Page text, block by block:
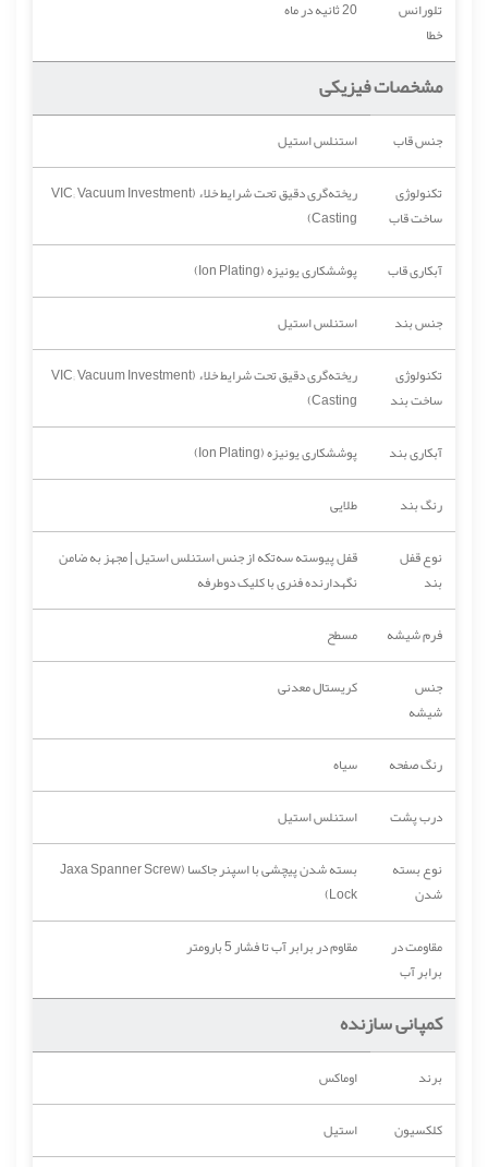
تلورانس
خطا
20 ثانیه در ماه
مشخصات فیزیکی
جنس قاب
استنلس استیل
تکنولوژی
ساخت قاب
ریخته‌گری دقیق تحت شرایط خلاء (VIC; Vacuum Investment
Casting)
آبکاری قاب
پوششکاری یونیزه (Ion Plating)
جنس بند
استنلس استیل
تکنولوژی
ساخت بند
ریخته‌گری دقیق تحت شرایط خلاء (VIC; Vacuum Investment
Casting)
آبکاری بند
پوششکاری یونیزه (Ion Plating)
رنگ بند
طلایی
نوع قفل
بند
قفل پیوسته سه‌تکه از جنس استنلس استیل | مجهز به ضامن
نگهدارنده فنری با کلیک دوطرفه
فرم شیشه
مسطح
جنس
شیشه
کریستال معدنی
رنگ صفحه
سیاه
درب پشت
استنلس استیل
نوع بسته
شدن
بسته شدن پیچشی با اسپنر جاکسا (Jaxa Spanner Screw
Lock)
مقاومت در
برابر آب
مقاوم در برابر آب تا فشار 5 بارومتر
کمپانی سازنده
برند
اوماکس
کلکسیون
استیل